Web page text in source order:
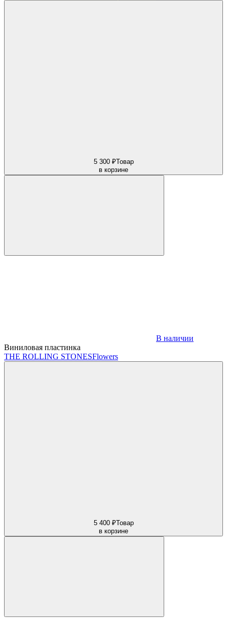
5 300 ₽Товар
в корзине
В наличии
Виниловая пластинка
THE ROLLING STONESFlowers
5 400 ₽Товар
в корзине